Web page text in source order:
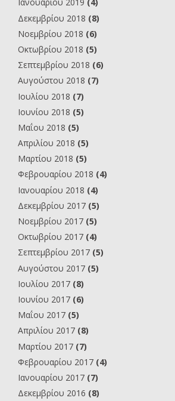
Ιανουαρίου 2019 (4)
Δεκεμβρίου 2018 (8)
Νοεμβρίου 2018 (6)
Οκτωβρίου 2018 (5)
Σεπτεμβρίου 2018 (6)
Αυγούστου 2018 (7)
Ιουλίου 2018 (7)
Ιουνίου 2018 (5)
Μαΐου 2018 (5)
Απριλίου 2018 (5)
Μαρτίου 2018 (5)
Φεβρουαρίου 2018 (4)
Ιανουαρίου 2018 (4)
Δεκεμβρίου 2017 (5)
Νοεμβρίου 2017 (5)
Οκτωβρίου 2017 (4)
Σεπτεμβρίου 2017 (5)
Αυγούστου 2017 (5)
Ιουλίου 2017 (8)
Ιουνίου 2017 (6)
Μαΐου 2017 (5)
Απριλίου 2017 (8)
Μαρτίου 2017 (7)
Φεβρουαρίου 2017 (4)
Ιανουαρίου 2017 (7)
Δεκεμβρίου 2016 (8)